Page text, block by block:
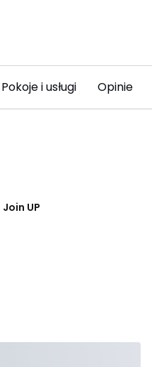
Pokoje i usługi Opinie
Join UP